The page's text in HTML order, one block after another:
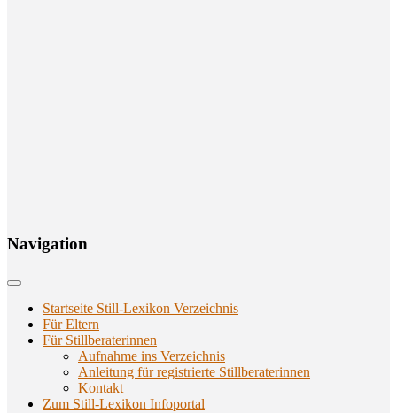
Navi­ga­ti­on
Startseite Still-Lexikon Verzeichnis
Für Eltern
Für Stillberaterinnen
Aufnahme ins Verzeichnis
Anlei­tung für regis­trier­te Stillberaterinnen
Kon­takt
Zum Still-Lexikon Infoportal